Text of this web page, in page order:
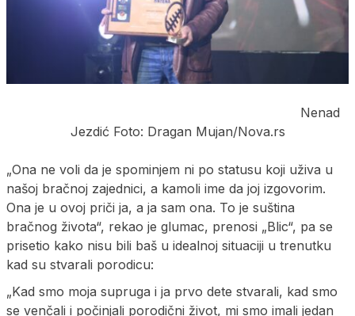
Nenad
Jezdić Foto: Dragan Mujan/Nova.rs
„Ona ne voli da je spominjem ni po statusu koji uživa u
našoj bračnoj zajednici, a kamoli ime da joj izgovorim.
Ona je u ovoj priči ja, a ja sam ona. To je suština
bračnog života“, rekao je glumac, prenosi „Blic“, pa se
prisetio kako nisu bili baš u idealnoj situaciji u trenutku
kad su stvarali porodicu:
„Kad smo moja supruga i ja prvo dete stvarali, kad smo
se venčali i počinjali porodični život, mi smo imali jedan